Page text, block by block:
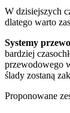
W dzisiejszych
dlatego warto
Systemy
bardziej
przewodowego
ślady zostaną
Proponowane